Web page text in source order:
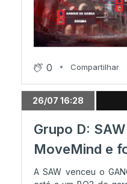
0 Compartilhar
26/07 16:28
Grupo D:
MoveMind e
A SAW venceu o